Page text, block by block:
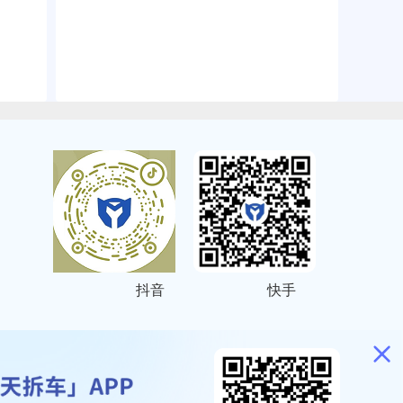
抖音 快手
号